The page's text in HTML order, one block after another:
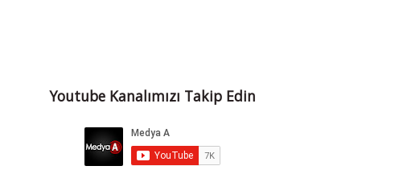
Youtube Kanalımızı Takip Edin